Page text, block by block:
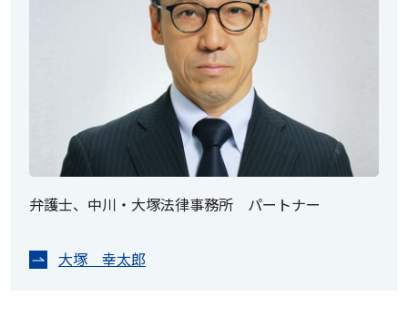
弁護士、中川・大塚法律事務所 パートナー
大塚 幸太郎